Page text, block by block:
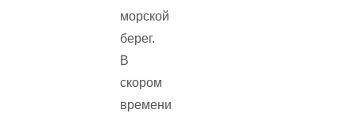
морской
берег.
В
скором
времени